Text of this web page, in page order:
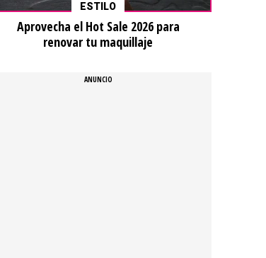
ESTILO
Aprovecha el Hot Sale 2026 para
renovar tu maquillaje